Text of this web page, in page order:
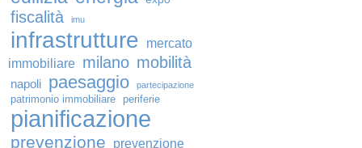
fiscalità imu
infrastrutture
mercato
immobiliare milano mobilità
napoli paesaggio partecipazione
patrimonio immobiliare periferie
pianificazione
prevenzione
prevenzione